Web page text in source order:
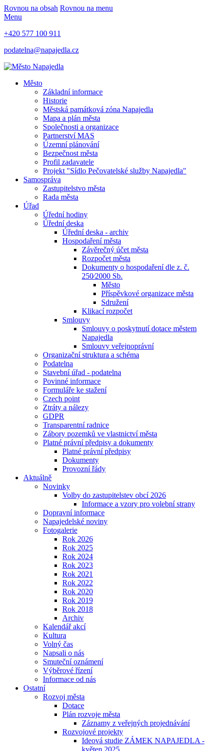
Rovnou na obsah Rovnou na menu
Menu
+420 577 100 911
podatelna@napajedla.cz
Město
Základní informace
Historie
Městská památková zóna Napajedla
Mapa a plán města
Společnosti a organizace
Partnerství MAS
Územní plánování
Bezpečnost města
Profil zadavatele
Projekt "Sídlo Pečovatelské služby Napajedla"
Samospráva
Zastupitelstvo města
Rada města
Úřad
Úřední hodiny
Úřední deska
Úřední deska - archiv
Hospodaření města
Závěrečný účet města
Rozpočet města
Dokumenty o hospodaření dle z. č.
250⁄2000 Sb.
Město
Příspěvkové organizace města
Sdružení
Klikací rozpočet
Smlouvy
Smlouvy o poskytnutí dotace městem
Napajedla
Smlouvy veřejnoprávní
Organizační struktura a schéma
Podatelna
Stavební úřad - podatelna
Povinné informace
Formuláře ke stažení
Czech point
Ztráty a nálezy
GDPR
Transparentní radnice
Zábory pozemků ve vlastnictví města
Platné právní předpisy a dokumenty
Platné právní předpisy
Dokumenty
Provozní řády
Aktuálně
Novinky
Volby do zastupitelstev obcí 2026
Informace a vzory pro volební strany
Dopravní informace
Napajedelské noviny
Fotogalerie
Rok 2026
Rok 2025
Rok 2024
Rok 2023
Rok 2021
Rok 2022
Rok 2020
Rok 2019
Rok 2018
Archiv
Kalendář akcí
Kultura
Volný čas
Napsali o nás
Smuteční oznámení
Výběrové řízení
Informace od nás
Ostatní
Rozvoj města
Dotace
Plán rozvoje města
Záznamy z veřejných projednávání
Rozvojové projekty
Ideová studie ZÁMEK NAPAJEDLA -
květen 2025